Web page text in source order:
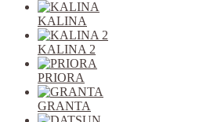
KALINA
KALINA 2
PRIORA
GRANTA